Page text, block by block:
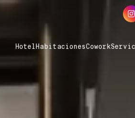
Hotel HabitacionesCowork